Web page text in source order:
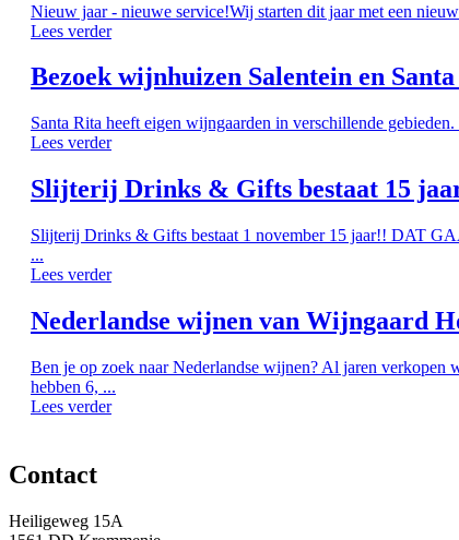
Nieuw jaar - nieuwe service!Wij starten dit jaar met een
Lees verder
Bezoek wijnhuizen Salentein en
Santa Rita heeft eigen wijngaarden in verschillende
Lees verder
Slijterij Drinks & Gifts bestaat 15
Slijterij Drinks & Gifts bestaat 1 november 15 jaar!! DAT
...
Lees verder
Nederlandse wijnen van Wijngaard
Ben je op zoek naar Nederlandse wijnen? Al jaren verkopen
hebben 6, ...
Lees verder
Contact
Heiligeweg 15A